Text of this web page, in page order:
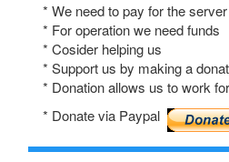
* We need to pay for the server
* For operation we need funds
* Cosider helping us
* Support us by making a
* Donation allows us to work
* Donate via Paypal